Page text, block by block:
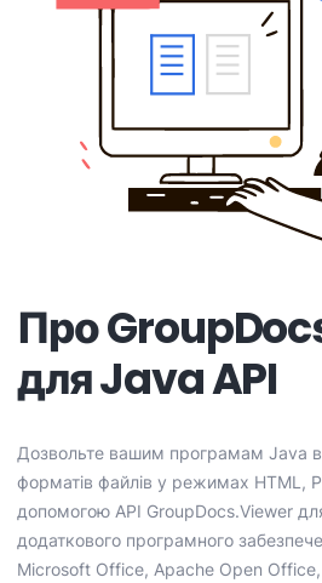
Про
для Java API
Дозвольте вашим програмам Java
форматів файлів у режимах HTML,
допомогою API GroupDocs.Viewer
додаткового програмного
Microsoft Office, Apache Open